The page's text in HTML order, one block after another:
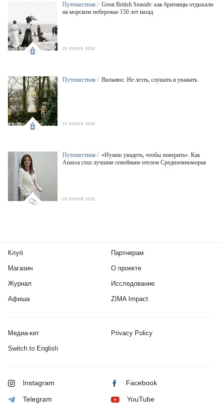
Путешествия / Great British Seaside: как британцы отдыхали
на морском побережье 150 лет назад
25 ИЮНЯ 2026
Путешествия / Вильнюс. Не лезть, слушать и уважать
22 ИЮНЯ 2026
Путешествия / «Нужно увидеть, чтобы поверить». Как
Anassa стал лучшим семейным отелем Средиземноморья
03 ИЮНЯ 2026
Клуб
Магазин
Журнал
Афиша
Партнерам
О проекте
Исследование
ZIMA Impact
Медиа-кит Privacy Policy
Switch to English
Instagram Facebook
Telegram YouTube